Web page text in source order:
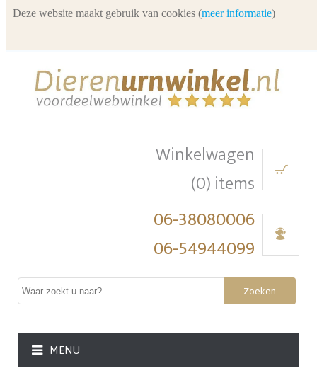
Winkelwagen
(0) items
06-38080006
06-54944099
Zoeken
MENU
Deze website maakt gebruik van cookies (meer informatie)